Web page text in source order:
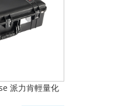
派力肯輕量化